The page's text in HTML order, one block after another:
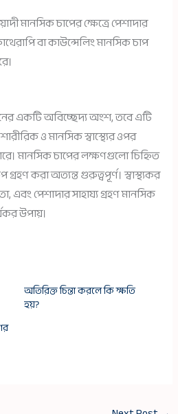
মানসিক চাপের ক্ষেত্রে পেশাদার
বা কাউন্সেলিং মানসিক চাপ
একটি অবিচ্ছেদ্য অংশ, তবে এটি
ও মানসিক স্বাস্থ্যের ওপর
মানসিক চাপের লক্ষণগুলো চিহ্নিত
করা অত্যন্ত গুরুত্বপূর্ণ। স্বাস্থ্যকর
এবং পেশাদার সাহায্য গ্রহণ মানসিক
উপায়।
অতিরিক্ত চিন্তা করলে কি ক্ষতি
হয়?